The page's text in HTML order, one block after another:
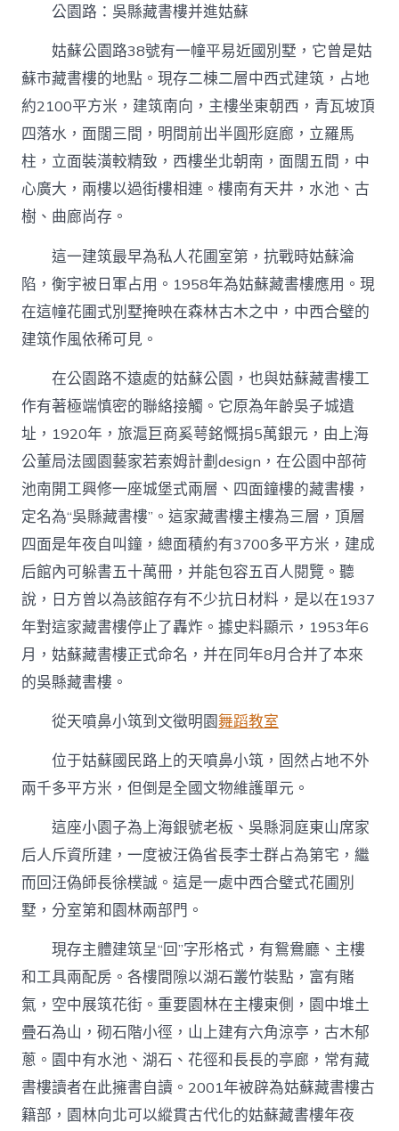
公園路：吳縣藏書樓并進姑蘇
姑蘇公園路38號有一幢平易近國別墅，它曾是姑
蘇市藏書樓的地點。現存二棟二層中西式建筑，占地
約2100平方米，建筑南向，主樓坐東朝西，青瓦坡頂
四落水，面闊三間，明間前出半圓形庭廊，立羅馬
柱，立面裝潢較精致，西樓坐北朝南，面闊五間，中
心廣大，兩樓以過街樓相連。樓南有天井，水池、古
樹、曲廊尚存。
這一建筑最早為私人花圃室第，抗戰時姑蘇淪
陷，衡宇被日軍占用。1958年為姑蘇藏書樓應用。現
在這幢花圃式別墅掩映在森林古木之中，中西合璧的
建筑作風依稀可見。
在公園路不遠處的姑蘇公園，也與姑蘇藏書樓工
作有著極端慎密的聯絡接觸。它原為年齡吳子城遺
址，1920年，旅滬巨商奚萼銘慨捐5萬銀元，由上海
公董局法國園藝家若索姆計劃design，在公園中部荷
池南開工興修一座城堡式兩層、四面鐘樓的藏書樓，
定名為“吳縣藏書樓”。這家藏書樓主樓為三層，頂層
四面是年夜自叫鐘，總面積約有3700多平方米，建成
后館內可躲書五十萬冊，并能包容五百人閱覽。聽
說，日方曾以為該館存有不少抗日材料，是以在1937
年對這家藏書樓停止了轟炸。據史料顯示，1953年6
月，姑蘇藏書樓正式命名，并在同年8月合并了本來
的吳縣藏書樓。
從天噴鼻小筑到文徵明園舞蹈教室
位于姑蘇國民路上的天噴鼻小筑，固然占地不外
兩千多平方米，但倒是全國文物維護單元。
這座小園子為上海銀號老板、吳縣洞庭東山席家
后人斥資所建，一度被汪偽省長李士群占為第宅，繼
而回汪偽師長徐樸誠。這是一處中西合璧式花圃別
墅，分室第和園林兩部門。
現存主體建筑呈“回”字形格式，有鴛鴦廳、主樓
和工具兩配房。各樓間隙以湖石叢竹裝點，富有賭
氣，空中展筑花街。重要園林在主樓東側，園中堆土
疊石為山，砌石階小徑，山上建有六角涼亭，古木郁
蔥。園中有水池、湖石、花徑和長長的亭廊，常有藏
書樓讀者在此擁書自讀。2001年被辟為姑蘇藏書樓古
籍部，園林向北可以縱貫古代化的姑蘇藏書樓年夜